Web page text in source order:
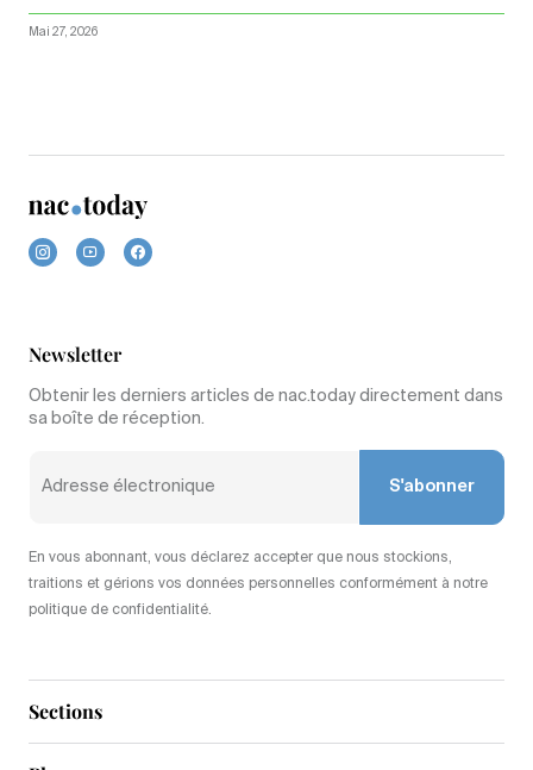
Mai 27, 2026
Sections
Newsletter
Obtenir les derniers articles de nac.today directement dans
sa boîte de réception.
S'abonner
En vous abonnant, vous déclarez accepter que nous stockions,
traitions et gérions vos données personnelles conformément à notre
politique de confidentialité.